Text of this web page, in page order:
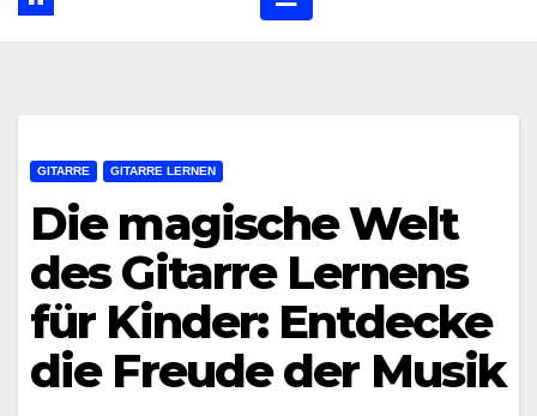
GITARRE GITARRE LERNEN
Die magische Welt
des Gitarre Lernens
für Kinder: Entdecke
die Freude der Musik